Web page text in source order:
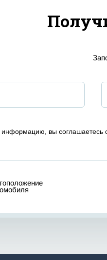
вы соглашаетесь